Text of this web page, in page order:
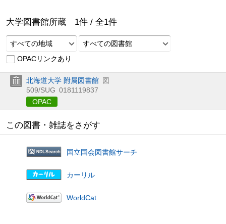
大学図書館所蔵 1件 / 全1件
すべての地域
すべての図書館
OPACリンクあり
北海道大学 附属図書館 図
509/SUG 0181119837
OPAC
この図書・雑誌をさがす
国立国会図書館サーチ
カーリル
WorldCat